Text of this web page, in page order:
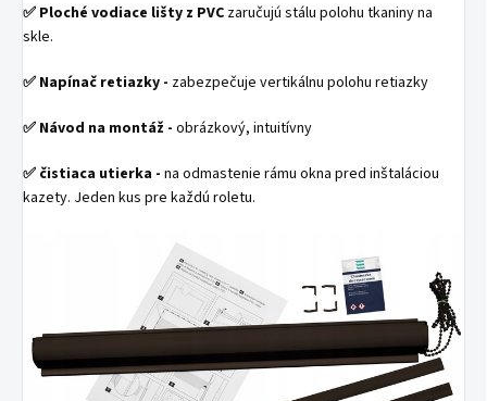
✅ Ploché vodiace lišty z PVC zaručujú stálu polohu tkaniny na
skle.
✅ Napínač retiazky - zabezpečuje vertikálnu polohu retiazky
✅ Návod na montáž - obrázkový, intuitívny
✅ čistiaca utierka - na odmastenie rámu okna pred inštaláciou
kazety. Jeden kus pre každú roletu.